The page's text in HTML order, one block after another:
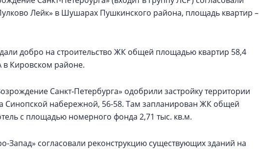
Лейк» в Шушарах Пушкинского района, площадь квартир –
добро на строительство ЖК общей площадью квартир 58,4
в Кировском районе.
Санкт‑Петербурга» одобрили застройку территории
Синопской набережной, 56-58. Там запланирован ЖК общей
с площадью номерного фонда 2,71 тыс. кв.м.
Запад» согласовали реконструкцию существующих зданий на